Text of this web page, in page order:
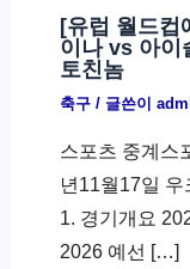
[유럽 월드컵
이나 vs 아이
토친놈
축구/ 글쓴이
스포츠 중계스
년11월17일 우
1. 경기개요
2026 예선 […]